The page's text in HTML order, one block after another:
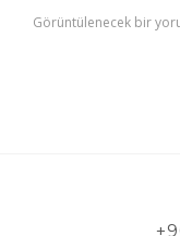
Görüntülenecek bir